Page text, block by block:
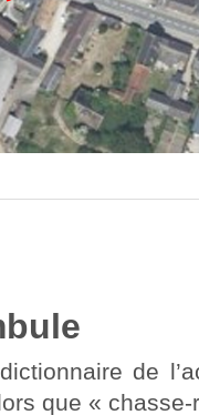
de
que «